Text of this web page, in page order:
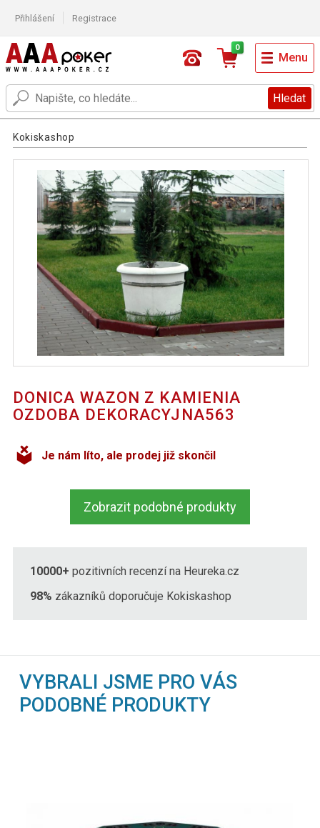
Přihlášení Registrace
Hledat
0
Menu
Kokiskashop
DONICA WAZON Z KAMIENIA
OZDOBA DEKORACYJNA563
Je nám líto, ale prodej již skončil
Zobrazit podobné produkty
10000+ pozitivních recenzí na Heureka.cz
98% zákazníků doporučuje Kokiskashop
VYBRALI JSME PRO VÁS
PODOBNÉ PRODUKTY